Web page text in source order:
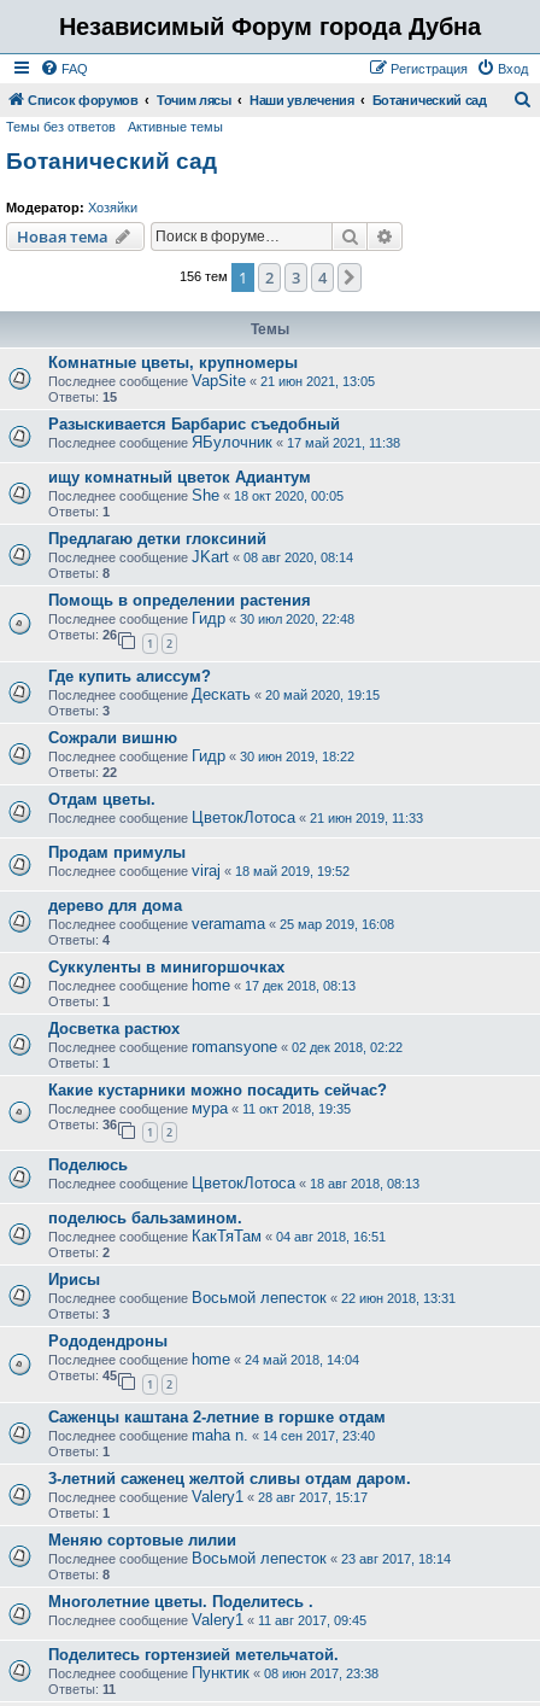
Независимый Форум города Дубна
FAQ Вход
Регистрация
Список форумов Точим лясы Наши увлечения Ботанический сад
Темы без ответов Активные темы
Ботанический сад
Модератор: Хозяйки
Новая тема Поиск
156 тем 1 2 3 4
Темы
Комнатные цветы, крупномеры
Последнее сообщение VapSite « 21 июн 2021, 13:05
Ответы: 15
Разыскивается Барбарис съедобный
Последнее сообщение ЯБулочник « 17 май 2021, 11:38
ищу комнатный цветок Адиантум
Последнее сообщение She « 18 окт 2020, 00:05
Ответы: 1
Предлагаю детки глоксиний
Последнее сообщение JKart « 08 авг 2020, 08:14
Ответы: 8
Помощь в определении растения
Последнее сообщение Гидр « 30 июл 2020, 22:48
Ответы: 26
1 2
Где купить алиссум?
Последнее сообщение Дескать « 20 май 2020, 19:15
Ответы: 3
Сожрали вишню
Последнее сообщение Гидр « 30 июн 2019, 18:22
Ответы: 22
Отдам цветы.
Последнее сообщение ЦветокЛотоса « 21 июн 2019, 11:33
Продам примулы
Последнее сообщение viraj « 18 май 2019, 19:52
дерево для дома
Последнее сообщение veramama « 25 мар 2019, 16:08
Ответы: 4
Суккуленты в минигоршочках
Последнее сообщение home « 17 дек 2018, 08:13
Ответы: 1
Досветка растюх
Последнее сообщение romansyone « 02 дек 2018, 02:22
Ответы: 1
Какие кустарники можно посадить сейчас?
Последнее сообщение мура « 11 окт 2018, 19:35
Ответы: 36
1 2
Поделюсь
Последнее сообщение ЦветокЛотоса « 18 авг 2018, 08:13
поделюсь бальзамином.
Последнее сообщение КакТяТам « 04 авг 2018, 16:51
Ответы: 2
Ирисы
Последнее сообщение Восьмой лепесток « 22 июн 2018, 13:31
Ответы: 3
Рододендроны
Последнее сообщение home « 24 май 2018, 14:04
Ответы: 45
1 2
Саженцы каштана 2-летние в горшке отдам
Последнее сообщение maha n. « 14 сен 2017, 23:40
Ответы: 1
3-летний саженец желтой сливы отдам даром.
Последнее сообщение Valery1 « 28 авг 2017, 15:17
Ответы: 1
Меняю сортовые лилии
Последнее сообщение Восьмой лепесток « 23 авг 2017, 18:14
Ответы: 8
Многолетние цветы. Поделитесь .
Последнее сообщение Valery1 « 11 авг 2017, 09:45
Поделитесь гортензией метельчатой.
Последнее сообщение Пунктик « 08 июн 2017, 23:38
Ответы: 11